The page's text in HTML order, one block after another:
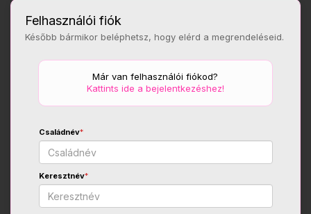
Felhasználói fiók
Később bármikor beléphetsz, hogy elérd a megrendeléseid.
Már van felhasználói fiókod?
Kattints ide a bejelentkezéshez!
Családnév*
Keresztnév*